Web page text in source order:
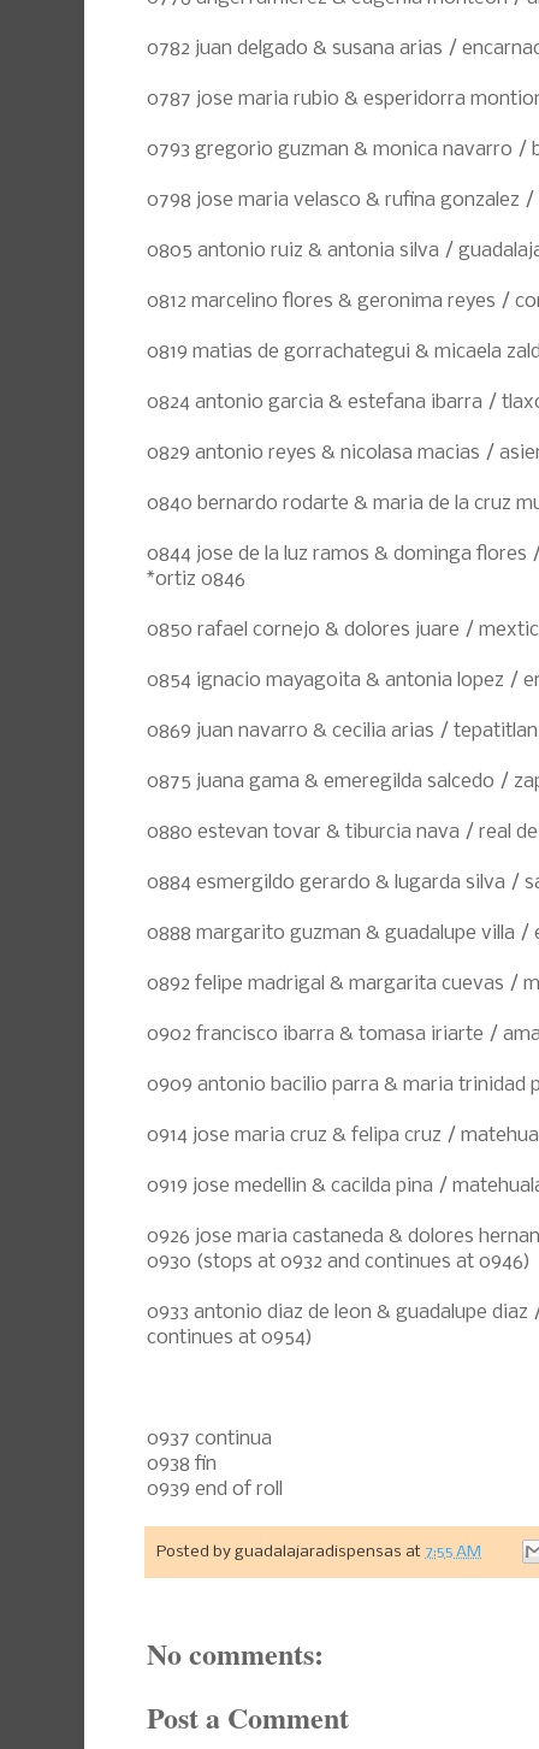
0782 juan delgado & susana arias /
0787 jose maria rubio & esperidorra
0793 gregorio guzman & monica navarro /
0798 jose maria velasco & rufina gonzalez
0805 antonio ruiz & antonia silva /
0812 marcelino flores & geronima reyes /
0819 matias de gorrachategui & micaela
0824 antonio garcia & estefana ibarra /
0829 antonio reyes & nicolasa macias /
0840 bernardo rodarte & maria de la cruz
0844 jose de la luz ramos & dominga flores
*ortiz 0846
0850 rafael cornejo & dolores juare /
0854 ignacio mayagoita & antonia lopez /
0869 juan navarro & cecilia arias / tepatitlan
0875 juana gama & emeregilda salcedo /
0880 estevan tovar & tiburcia nava / real
0884 esmergildo gerardo & lugarda silva /
0888 margarito guzman & guadalupe villa /
0892 felipe madrigal & margarita cuevas /
0902 francisco ibarra & tomasa iriarte /
0909 antonio bacilio parra & maria trinidad
0914 jose maria cruz & felipa cruz /
0919 jose medellin & cacilda pina /
0926 jose maria castaneda & dolores
0930 (stops at 0932 and continues at 0946)
0933 antonio diaz de leon & guadalupe
continues at 0954)
0937 continua
0938 fin
0939 end of roll
Posted by guadalajaradispensas at 7:55 AM
No comments:
Post a Comment